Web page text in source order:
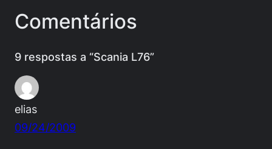
Comentários
9 respostas a “Scania L76”
elias
09/24/2009